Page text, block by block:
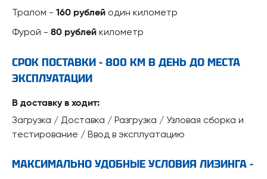
Тралом - 160 рублей один километр
Фурой - 80 рублей километр
СРОК ПОСТАВКИ - 800 КМ В ДЕНЬ ДО МЕСТА
ЭКСПЛУАТАЦИИ
В доставку в ходит:
Загрузка / Доставка / Разгрузка / Узловая сборка и
тестирование / Ввод в эксплуатацию
МАКСИМАЛЬНО УДОБНЫЕ УСЛОВИЯ ЛИЗИНГА -